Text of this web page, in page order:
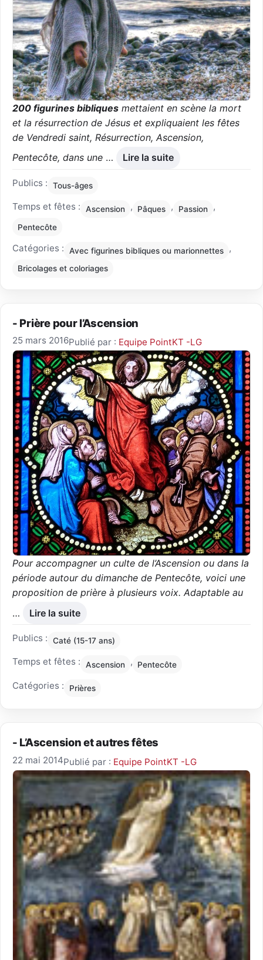
200 figurines bibliques mettaient en scène la mort
et la résurrection de Jésus et expliquaient les fêtes
de Vendredi saint, Résurrection, Ascension,
Pentecôte, dans une … Lire la suite
Publics : Tous-âges
Temps et fêtes : Ascension , Pâques , Passion ,
Pentecôte
Catégories : Avec figurines bibliques ou marionnettes ,
Bricolages et coloriages
- Prière pour l’Ascension
25 mars 2016Publié par : Equipe PointKT -LG
Pour accompagner un culte de l’Ascension ou dans la
période autour du dimanche de Pentecôte, voici une
proposition de prière à plusieurs voix. Adaptable au
…
Lire la suite
Publics : Caté (15-17 ans)
Temps et fêtes : Ascension , Pentecôte
Catégories : Prières
- L’Ascension et autres fêtes
22 mai 2014Publié par : Equipe PointKT -LG